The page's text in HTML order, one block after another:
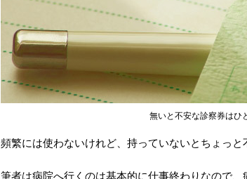
無いと不安な診察券はひ
頻繁には使わないけれど、持っていないとちょっと
筆者は病院へ行くのは基本的に仕事終わりなので